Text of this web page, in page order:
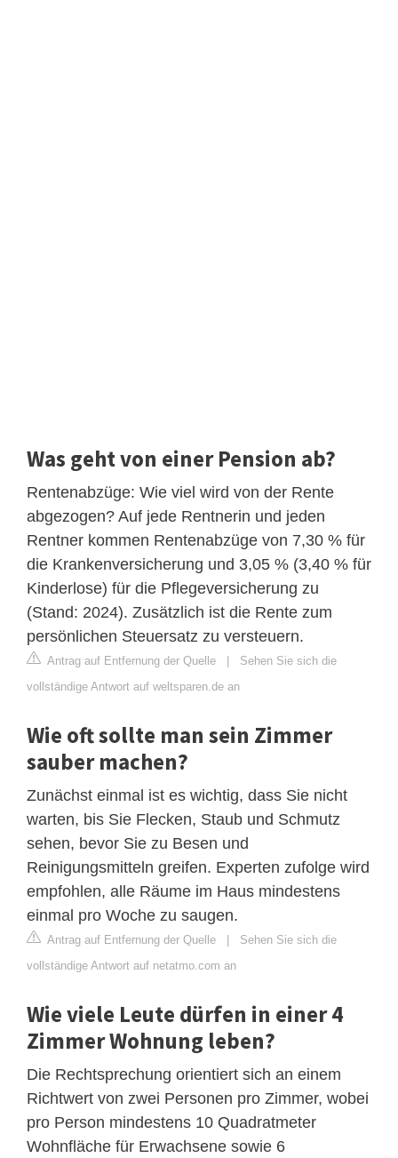
Was geht von einer Pension ab?
Rentenabzüge: Wie viel wird von der Rente
abgezogen? Auf jede Rentnerin und jeden
Rentner kommen Rentenabzüge von 7,30 % für
die Krankenversicherung und 3,05 % (3,40 % für
Kinderlose) für die Pflegeversicherung zu
(Stand: 2024). Zusätzlich ist die Rente zum
persönlichen Steuersatz zu versteuern.
Antrag auf Entfernung der Quelle | Sehen Sie sich die
vollständige Antwort auf weltsparen.de an
Wie oft sollte man sein Zimmer
sauber machen?
Zunächst einmal ist es wichtig, dass Sie nicht
warten, bis Sie Flecken, Staub und Schmutz
sehen, bevor Sie zu Besen und
Reinigungsmitteln greifen. Experten zufolge wird
empfohlen, alle Räume im Haus mindestens
einmal pro Woche zu saugen.
Antrag auf Entfernung der Quelle | Sehen Sie sich die
vollständige Antwort auf netatmo.com an
Wie viele Leute dürfen in einer 4
Zimmer Wohnung leben?
Die Rechtsprechung orientiert sich an einem
Richtwert von zwei Personen pro Zimmer, wobei
pro Person mindestens 10 Quadratmeter
Wohnfläche für Erwachsene sowie 6